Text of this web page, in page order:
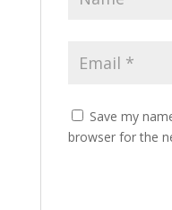
Save my
browser for the